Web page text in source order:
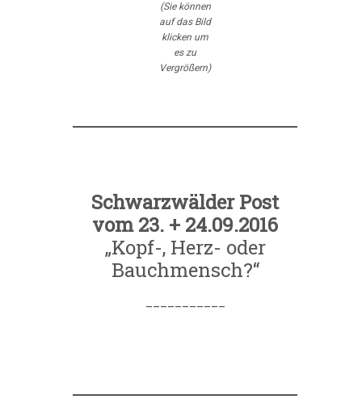
(Sie können
auf das Bild
klicken um
es zu
Vergrößern)
Schwarzwälder Post
vom 23. + 24.09.2016
„Kopf-, Herz- oder
Bauchmensch?“